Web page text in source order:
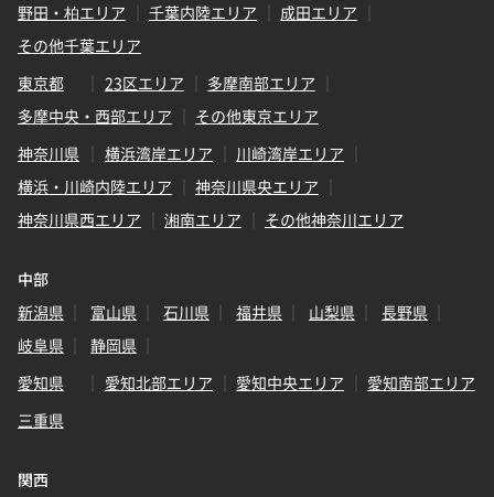
野田・柏エリア
千葉内陸エリア
成田エリア
その他千葉エリア
東京都
23区エリア
多摩南部エリア
多摩中央・西部エリア
その他東京エリア
神奈川県
横浜湾岸エリア
川崎湾岸エリア
横浜・川崎内陸エリア
神奈川県央エリア
神奈川県西エリア
湘南エリア その他神奈川エリア
中部
新潟県
富山県 石川県 福井県 山梨県
長野県
岐阜県
静岡県
愛知県
愛知北部エリア 愛知中央エリア
愛知南部エリア
三重県
関西